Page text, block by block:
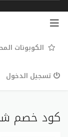
تخطي
الكوبونات
تسجيل الدخول
كود خصم